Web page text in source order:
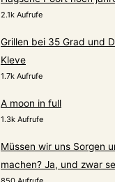
2.1k Aufrufe
Grillen bei 35 Grad und
Kleve
1.7k Aufrufe
A moon in full
1.3k Aufrufe
Müssen wir uns Sorgen
machen? Ja, und zwar